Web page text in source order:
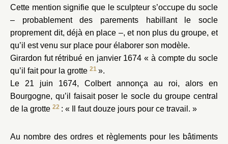
Cette mention signifie que le sculpteur s’occupe du socle
– probablement des parements habillant le socle
proprement dit, déjà en place –, et non plus du groupe, et
qu’il est venu sur place pour élaborer son modèle.
Girardon fut rétribué en janvier 1674 « à compte du socle
qu’il fait pour la grotte 21».
Le 21 juin 1674, Colbert annonça au roi, alors en
Bourgogne, qu’il faisait poser le socle du groupe central
de la grotte 22: « Il faut douze jours pour ce travail. »
Au nombre des ordres et règlements pour les bâtiments